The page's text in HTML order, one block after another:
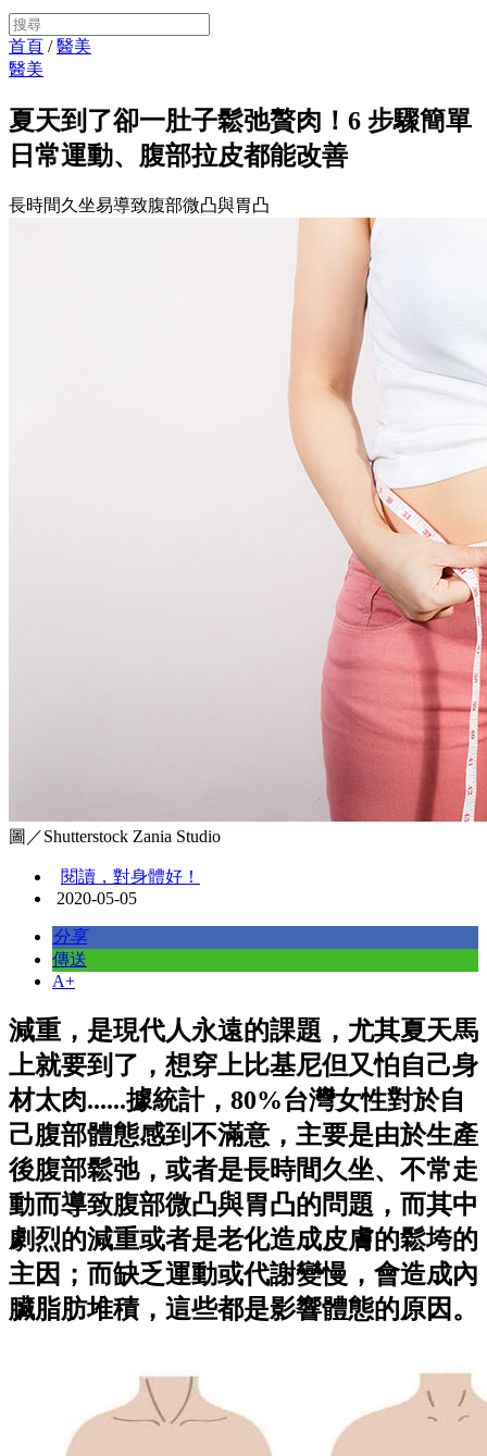
首頁 /醫美
醫美
夏天到了卻一肚子鬆弛贅肉！6 步驟簡單
日常運動、腹部拉皮都能改善
長時間久坐易導致腹部微凸與胃凸
圖／Shutterstock Zania Studio
閱讀，對身體好！
2020-05-05
分享
傳送
A+
減重，是現代人永遠的課題，尤其夏天馬
上就要到了，想穿上比基尼但又怕自己身
材太肉......據統計，80%台灣女性對於自
己腹部體態感到不滿意，主要是由於生產
後腹部鬆弛，或者是長時間久坐、不常走
動而導致腹部微凸與胃凸的問題，而其中
劇烈的減重或者是老化造成皮膚的鬆垮的
主因；而缺乏運動或代謝變慢，會造成內
臟脂肪堆積，這些都是影響體態的原因。